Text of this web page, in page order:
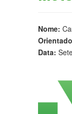
Nome:
Data: